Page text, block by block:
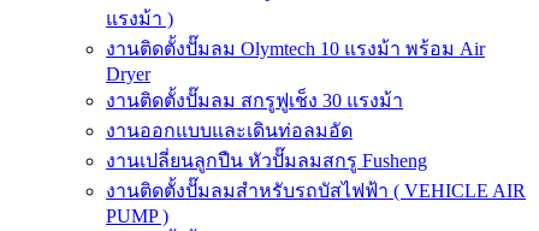
แรงม้า )
งานติดตั้งปั๊มลม Olymtech 10 แรงม้า พร้อม Air
Dryer
งานติดตั้งปั๊มลม สกรูฟูเช็ง 30 แรงม้า
งานออกแบบและเดินท่อลมอัด
งานเปลี่ยนลูกปืน หัวปั๊มลมสกรู Fusheng
งานติดตั้งปั๊มลมสำหรับรถบัสไฟฟ้า ( VEHICLE AIR
PUMP )